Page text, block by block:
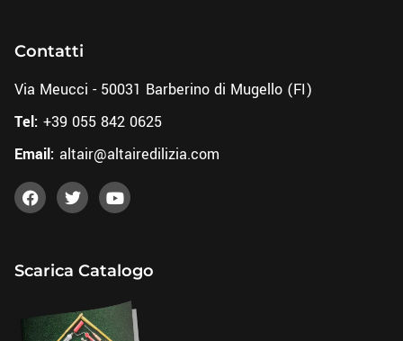
Contatti
Via Meucci - 50031 Barberino di Mugello (FI)
Tel: +39 055 842 0625
Email: altair@altairedilizia.com
Scarica Catalogo